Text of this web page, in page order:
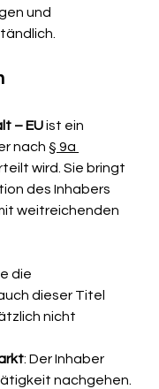
und
– EU ist ein
nach § 9a
wird. Sie bringt
des Inhabers
weitreichenden
die
dieser Titel
nicht
: Der Inhaber
nachgehen.